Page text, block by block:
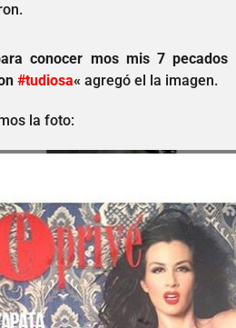
conocer mos mis 7
#tudiosa« agregó el la imagen.
la foto: